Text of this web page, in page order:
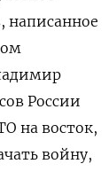
написанное
России
на восток,
войну,